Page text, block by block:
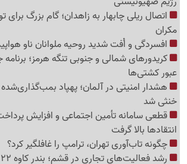
اتصال ریلی چابهار به زاهدان؛ گام بزرگ
مکران
افسردگی و اُفت شدید روحیه ملوانان ناو
کریدورهای شمالی و جنوبی تنگه هرمز؛
عبور کشتی‌ها
هشدار امنیتی در آلمان؛ پهپاد بمب‌گذاری‌شده
خنثی شد
قطعی سامانه تأمین اجتماعی و افزایش
انتقادها بالا گرفت
چگونه تاب‌آوری تهران، ترامپ را غافلگیر کرد؟